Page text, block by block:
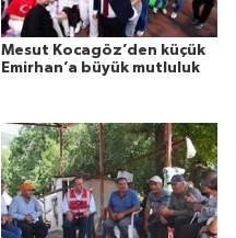
Mesut Kocagöz’den küçük
Emirhan’a büyük mutluluk